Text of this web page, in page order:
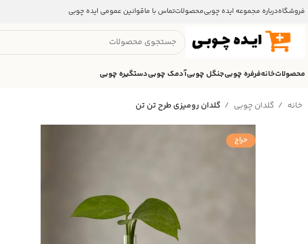
فروشگاهدرباره مجموعه ایده چوبیمحصولاتتماس با ماقوانین عمومی ایده چوبی
محصولاتخانهفرفره چوبیجنگل چوبیآدمک چوبیدستگیره چوبی
خانه گلدان چوبی گلدان رومیزی طرح تن تن
حراج